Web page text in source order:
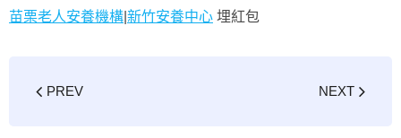
苗栗老人安養機構 新竹安養中心 埋紅包
PREV NEXT